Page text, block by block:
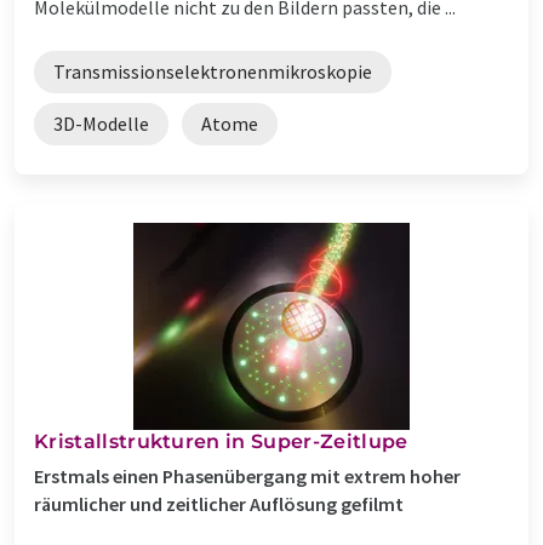
Molekülmodelle nicht zu den Bildern passten, die ...
Transmissionselektronenmikroskopie
3D-Modelle Atome
Kristallstrukturen in Super-Zeitlupe
Erstmals einen Phasenübergang mit extrem hoher
räumlicher und zeitlicher Auflösung gefilmt